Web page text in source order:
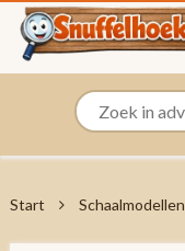
Start Schaalmodellen